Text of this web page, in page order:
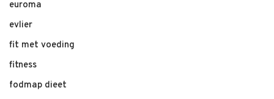
euroma
evlier
fit met voeding
fitness
fodmap dieet